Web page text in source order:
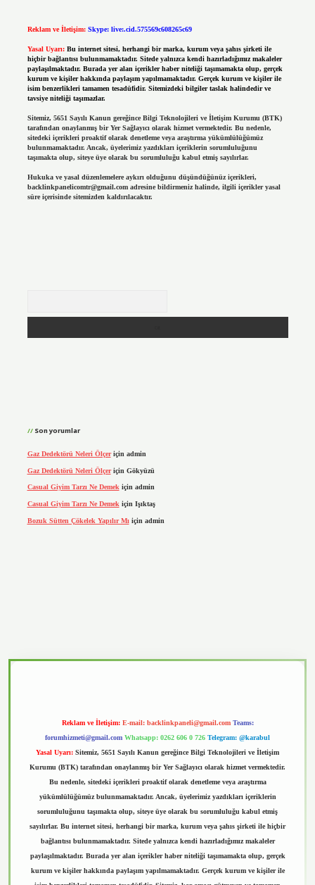
Reklam ve İletişim: Skype: live:.cid.575569c608265c69
Yasal Uyarı: Bu internet sitesi, herhangi bir marka, kurum veya şahıs şirketi ile
hiçbir bağlantısı bulunmamaktadır. Sitede yalnızca kendi hazırladığımız makaleler
paylaşılmaktadır. Burada yer alan içerikler haber niteliği taşımamakta olup, gerçek
kurum ve kişiler hakkında paylaşım yapılmamaktadır. Gerçek kurum ve kişiler ile
isim benzerlikleri tamamen tesadüfidir. Sitemizdeki bilgiler taslak halindedir ve
tavsiye niteliği taşımazlar.
Sitemiz, 5651 Sayılı Kanun gereğince Bilgi Teknolojileri ve İletişim Kurumu (BTK)
tarafından onaylanmış bir Yer Sağlayıcı olarak hizmet vermektedir. Bu nedenle,
sitedeki içerikleri proaktif olarak denetleme veya araştırma yükümlülüğümüz
bulunmamaktadır. Ancak, üyelerimiz yazdıkları içeriklerin sorumluluğunu
taşımakta olup, siteye üye olarak bu sorumluluğu kabul etmiş sayılırlar.
Hukuka ve yasal düzenlemelere aykırı olduğunu düşündüğünüz içerikleri,
backlinkpanelicomtr@gmail.comadresine bildirmeniz halinde, ilgili içerikler yasal
süre içerisinde sitemizden kaldırılacaktır.
Son yorumlar
Gaz Dedektörü Neleri Ölçeriçin admin
Gaz Dedektörü Neleri Ölçeriçin Gökyüzü
Casual Giyim Tarzı Ne Demekiçin admin
Casual Giyim Tarzı Ne Demek için Işıktaş
Bozuk Sütten Çökelek Yapılır Mı için admin
Reklam ve İletişim: E-mail: backlinkpaneli@gmail.com Teams:
forumhizmeti@gmail.com Whatsapp: 0262 606 0 726 Telegram: @karabul
Yasal Uyarı: Sitemiz, 5651 Sayılı Kanun gereğince Bilgi Teknolojileri ve İletişim
Kurumu (BTK) tarafından onaylanmış bir Yer Sağlayıcı olarak hizmet vermektedir.
Bu nedenle, sitedeki içerikleri proaktif olarak denetleme veya araştırma
yükümlülüğümüz bulunmamaktadır. Ancak, üyelerimiz yazdıkları içeriklerin
sorumluluğunu taşımakta olup, siteye üye olarak bu sorumluluğu kabul etmiş
sayılırlar. Bu internet sitesi, herhangi bir marka, kurum veya şahıs şirketi ile hiçbir
bağlantısı bulunmamaktadır. Sitede yalnızca kendi hazırladığımız makaleler
paylaşılmaktadır. Burada yer alan içerikler haber niteliği taşımamakta olup, gerçek
kurum ve kişiler hakkında paylaşım yapılmamaktadır. Gerçek kurum ve kişiler ile